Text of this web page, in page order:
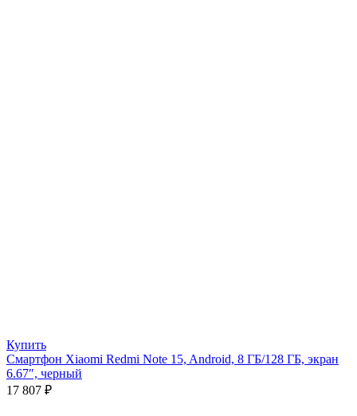
Купить
Смартфон Xiaomi Redmi Note 15, Android, 8 ГБ/128 ГБ, экран
6.67″, черный
17 807 ₽